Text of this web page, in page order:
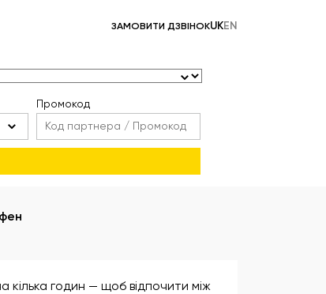
ЗАМОВИТИ ДЗВІНОКUKEN
Промокод
кілька годин — щоб відпочити між